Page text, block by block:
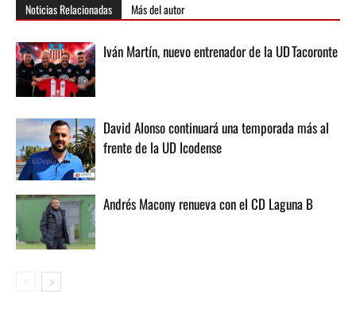
Noticias Relacionadas Más del autor
Iván Martín, nuevo entrenador de la UD Tacoronte
David Alonso continuará una temporada más al
frente de la UD Icodense
Andrés Macony renueva con el CD Laguna B